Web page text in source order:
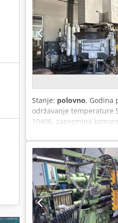
Stanje: polovno, Godina
održavanje temperature
10406, zapremina
SPESIMA Gripmat 2,
automatizacija za
transportera: cca 100
neispravna.